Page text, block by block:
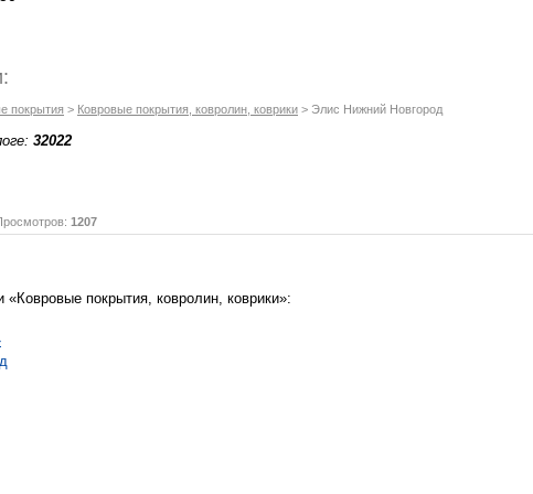
покрытия > Ковровые покрытия, ковролин, коврики > Элис Нижний Новгород
32022
1207
«Ковровые покрытия, ковролин, коврики»: